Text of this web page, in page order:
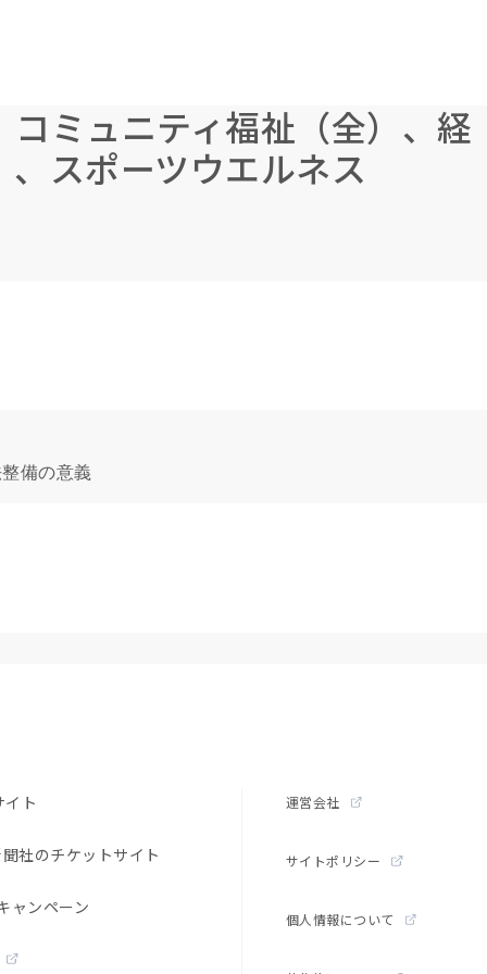
ミュニティ福祉（全）、経
スポーツウエルネス
備の意義
ト
社のチケットサイト
ャンペーン
運営会社
サイトポリシー
個人情報について